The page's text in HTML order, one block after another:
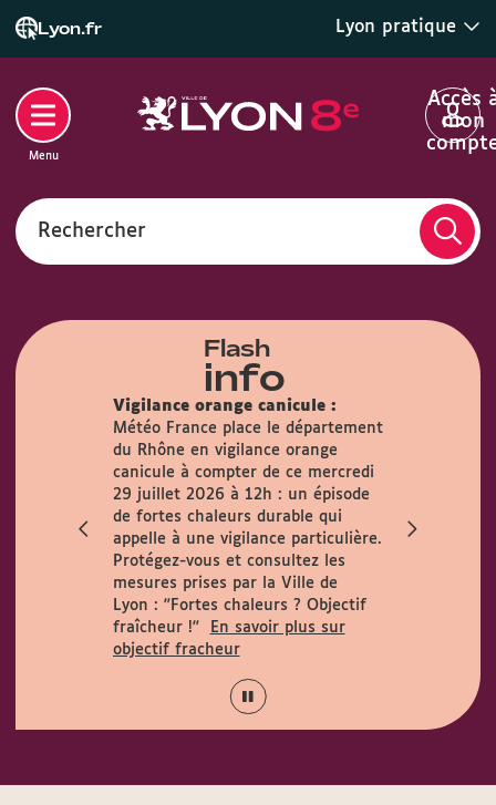
Lyon.fr Lyon pratique
Rechercher
Accès
mon
Menu
Flash
info
Vigilance orange canicule :
Météo France place le département
du Rhône en vigilance orange
canicule à compter de ce mercredi
29 juillet 2026 à 12h : un épisode
de fortes chaleurs durable qui
appelle à une vigilance particulière.
Protégez-vous et consultez les
mesures prises par la Ville de
Lyon : "Fortes chaleurs ? Objectif
fraîcheur !"
En savoir plus sur
objectif fracheur